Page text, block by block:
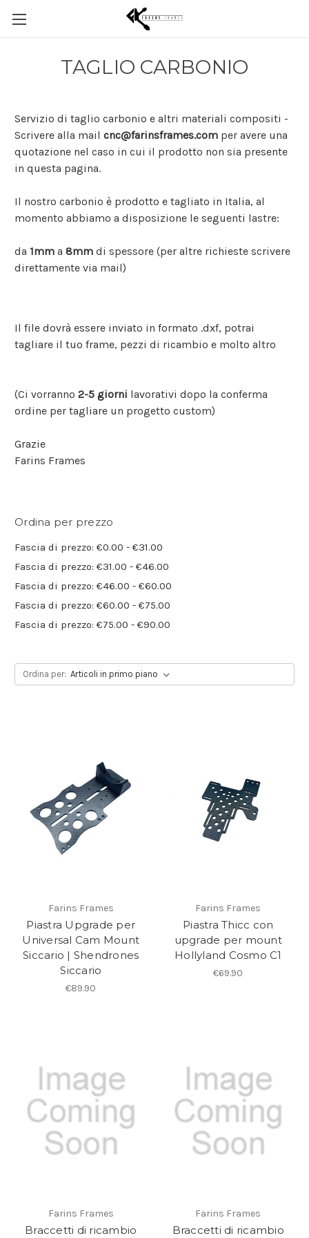
TAGLIO CARBONIO
Servizio di taglio carbonio e altri materiali compositi -
Scrivere alla mail cnc@farinsframes.com per avere una
quotazione nel caso in cui il prodotto non sia presente
in questa pagina.
Il nostro carbonio è prodotto e tagliato in Italia, al
momento abbiamo a disposizione le seguenti lastre:
da 1mm a 8mm di spessore (per altre richieste scrivere
direttamente via mail)
Il file dovrà essere inviato in formato .dxf, potrai
tagliare il tuo frame, pezzi di ricambio e molto altro
(Ci vorranno 2-5 giorni lavorativi dopo la conferma
ordine per tagliare un progetto custom)
Grazie
Farins Frames
Ordina per prezzo
Fascia di prezzo: €0.00 - €31.00
Fascia di prezzo: €31.00 - €46.00
Fascia di prezzo: €46.00 - €60.00
Fascia di prezzo: €60.00 - €75.00
Fascia di prezzo: €75.00 - €90.00
Ordina per:
Farins Frames
Piastra Upgrade per
Universal Cam Mount
Siccario | Shendrones
Siccario
€89.90
Farins Frames
Piastra Thicc con
upgrade per mount
Hollyland Cosmo C1
€69.90
Farins Frames
Braccetti di ricambio
Farins Frames
Braccetti di ricambio